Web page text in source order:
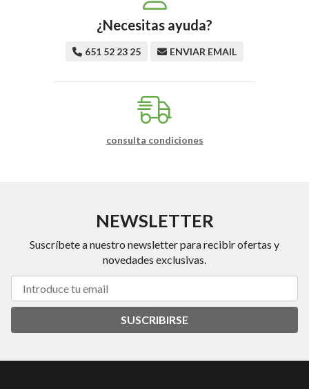
¿Necesitas ayuda?
651 52 23 25 ENVIAR EMAIL
consulta condiciones
NEWSLETTER
Suscríbete a nuestro newsletter para recibir ofertas y
novedades exclusivas.
SUSCRIBIRSE